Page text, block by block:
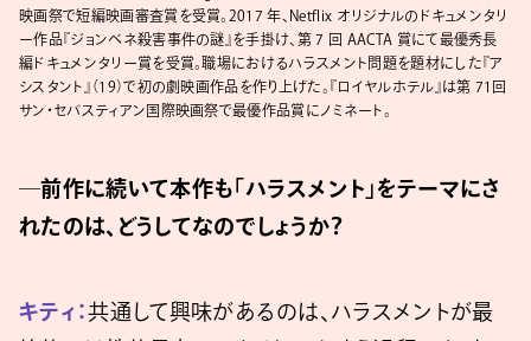
映画祭で短編映画審査賞を受賞。2017 年、Netflix オリジナルのドキュメンタリ
ー作品『ジョンベネ殺害事件の謎』を手掛け、第 7 回 AACTA 賞にて最優秀長
編ドキュメンタリー賞を受賞。職場におけるハラスメント問題を題材にした『ア
シスタント』（19）で初の劇映画作品を作り上げた。『ロイヤルホテル』は第 71回
サン・セバスティアン国際映画祭で最優作品賞にノミネート。
─前作に続いて本作も「ハラスメント」をテーマにさ
れたのは、どうしてなのでしょうか？
キティ：共通して興味があるのは、ハラスメントが最